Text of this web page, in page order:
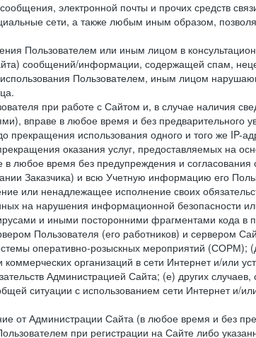
электронной почты и прочих средств
сети, а также любым иным образом,
Пользователем или иным лицом в
сообщений/информации, содержащей спам,
Пользователем, иным лицом
при работе с Сайтом и, в случае наличия
вправе в любое время и без предварительного
прекращения использования одного и того же IP-
оказания услуг, предоставляемых на
любое время без предупреждения и
Заказчика) и всю Учетную информацию его
или ненадлежащее исполнение своих
на нарушения информационной безопасности
и иными посторонними фрагментами кода в
Пользователя (его работников) и сервером
оперативно-розыскных мероприятий (СОРМ);
организаций в сети Интернет и/или
Администрацией Сайта; (е) других случаев,
ситуации с использованием сети Интернет и/
от Администрации Сайта (в любое время и без
при регистрации на Сайте либо